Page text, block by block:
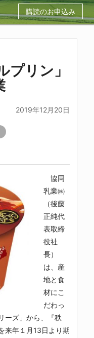
購読のお申込み
プリン」
2019年12月20日
協同
乳業㈱
（後藤
正純代
表取締
役社
長）
は、産
地と食
材にこ
だわっ
ーズ」から、『秩
来年１月13日より期